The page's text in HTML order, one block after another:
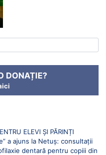
DONAȚIE?
ELEVI ȘI PĂRINȚI
a ajuns la Netuș: consultații
dentară pentru copiii din